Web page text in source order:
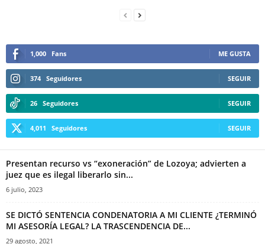
Whatsapp
Linkedin
1,000 Fans ME GUSTA
374 Seguidores SEGUIR
26 Seguidores SEGUIR
4,011 Seguidores SEGUIR
Presentan recurso vs “exoneración” de Lozoya; advierten a
juez que es ilegal liberarlo sin...
6 julio, 2023
SE DICTÓ SENTENCIA CONDENATORIA A MI CLIENTE ¿TERMINÓ
MI ASESORÍA LEGAL? LA TRASCENDENCIA DE...
29 agosto, 2021